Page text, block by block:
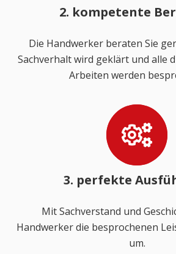
2. kompetente
Die Handwerker beraten Sie
Sachverhalt wird geklärt und alle
Arbeiten werden
3. perfekte
Mit Sachverstand und
Handwerker die besprochenen
um.